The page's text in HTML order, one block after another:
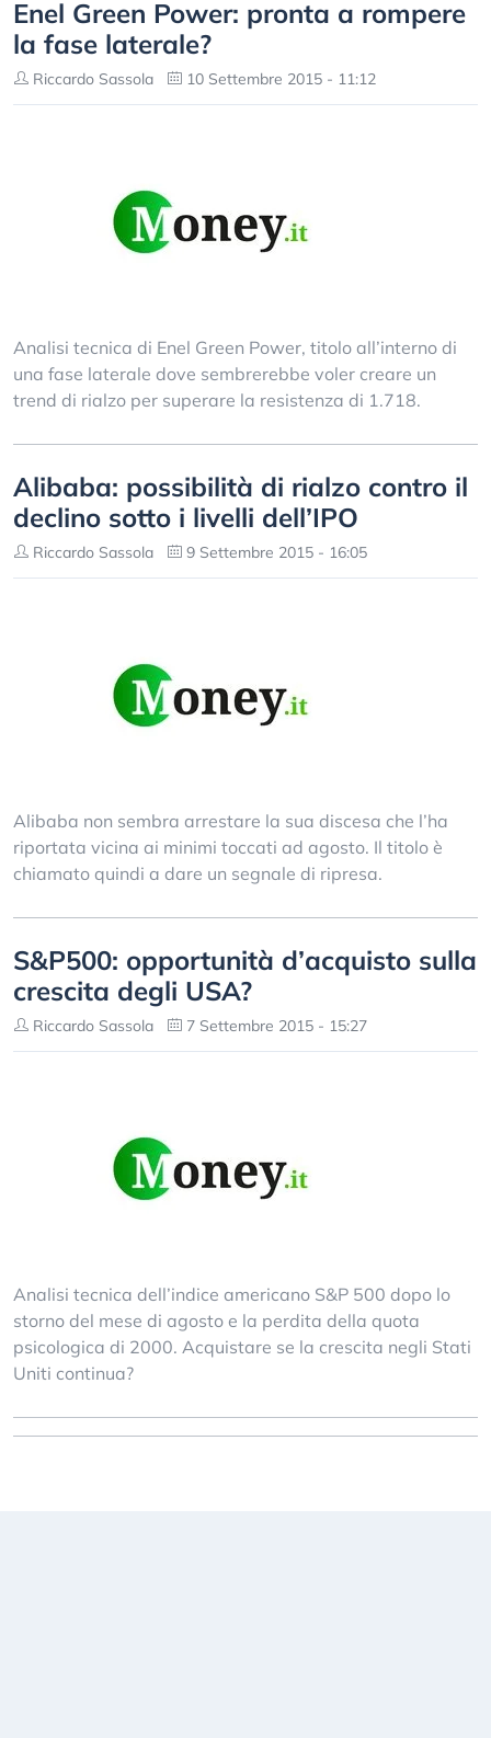
Enel Green Power: pronta a rompere
la fase laterale?
Riccardo Sassola 10 Settembre 2015 - 11:12
Analisi tecnica di Enel Green Power, titolo all’interno di
una fase laterale dove sembrerebbe voler creare un
trend di rialzo per superare la resistenza di 1.718.
Alibaba: possibilità di rialzo contro il
declino sotto i livelli dell’IPO
Riccardo Sassola 9 Settembre 2015 - 16:05
Alibaba non sembra arrestare la sua discesa che l’ha
riportata vicina ai minimi toccati ad agosto. Il titolo è
chiamato quindi a dare un segnale di ripresa.
S&P500: opportunità d’acquisto sulla
crescita degli USA?
Riccardo Sassola 7 Settembre 2015 - 15:27
Analisi tecnica dell’indice americano S&P 500 dopo lo
storno del mese di agosto e la perdita della quota
psicologica di 2000. Acquistare se la crescita negli Stati
Uniti continua?